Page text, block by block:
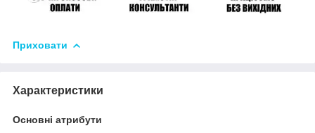
Приховати
Характеристики
Основні атрибути